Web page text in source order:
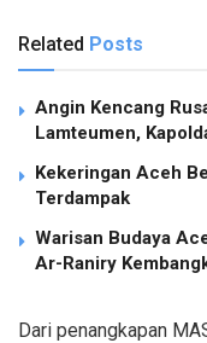
Related Posts
Angin Kencang
Lamteumen,
Kekeringan Aceh
Terdampak
Warisan Budaya
Ar-Raniry
Dari penangkapan